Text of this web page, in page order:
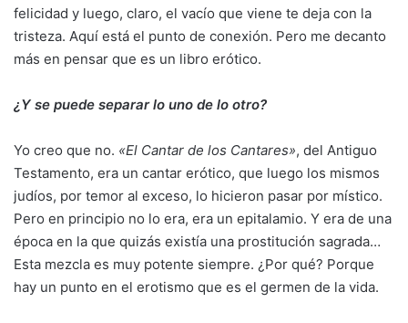
felicidad y luego, claro, el vacío que viene te deja con la
tristeza. Aquí está el punto de conexión. Pero me decanto
más en pensar que es un libro erótico.
¿Y se puede separar lo uno de lo otro?
Yo creo que no. «El Cantar de los Cantares», del Antiguo
Testamento, era un cantar erótico, que luego los mismos
judíos, por temor al exceso, lo hicieron pasar por místico.
Pero en principio no lo era, era un epitalamio. Y era de una
época en la que quizás existía una prostitución sagrada…
Esta mezcla es muy potente siempre. ¿Por qué? Porque
hay un punto en el erotismo que es el germen de la vida.